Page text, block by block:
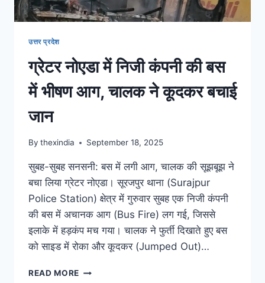
उत्तर प्रदेश
ग्रेटर नोएडा में निजी कंपनी की बस
में भीषण आग, चालक ने कूदकर बचाई
जान
By thexindia September 18, 2025
सुबह-सुबह सनसनी: बस में लगी आग, चालक की सूझबूझ ने
बचा लिया ग्रेटर नोएडा। सूरजपुर थाना (Surajpur
Police Station) क्षेत्र में गुरुवार सुबह एक निजी कंपनी
की बस में अचानक आग (Bus Fire) लग गई, जिससे
इलाके में हड़कंप मच गया। चालक ने फुर्ती दिखाते हुए बस
को साइड में रोका और कूदकर (Jumped Out)…
READ MORE